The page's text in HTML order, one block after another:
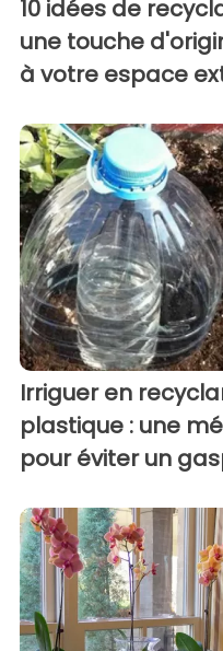
10 idées de
une touche
à votre espace
Irriguer en
plastique : une
pour éviter un